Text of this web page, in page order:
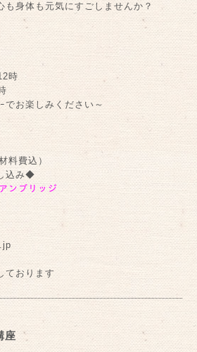
も身体も元気にすごしませんか？
時
でお楽しみください～
料費込）
込み◆
ンブリッジ
ております
座